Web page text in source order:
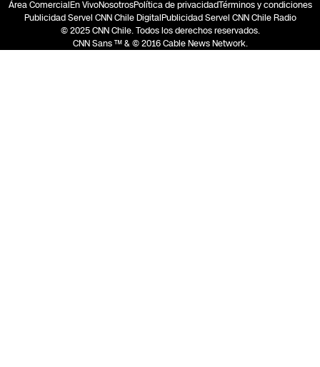
Área ComercialEn VivoNosotrosPolítica de privacidadTérminos y condiciones
Publicidad Servel CNN Chile DigitalPublicidad Servel CNN Chile Radio
© 2025 CNN Chile. Todos los derechos reservados.
CNN Sans ™ & © 2016 Cable News Network.